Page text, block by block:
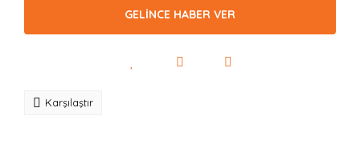
GELİNCE HABER VER
Karşılaştır